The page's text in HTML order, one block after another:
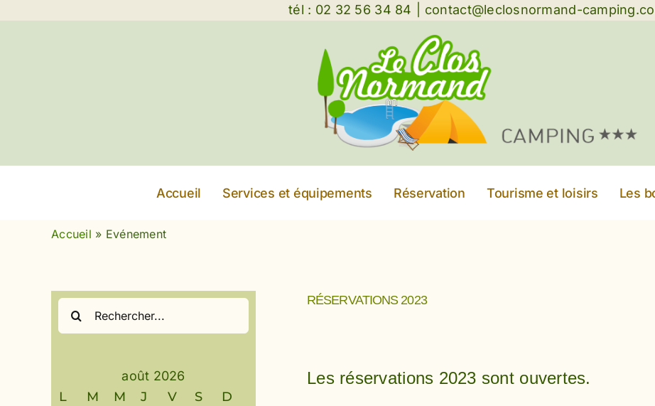
tél : 02 32 56 34 84 contact@leclosnormand-
Accueil Services et équipements Réservation Tourisme et loisirs Les
Accueil » Evénement
RÉSERVATIONS 2023
Les réservations 2023 sont ouvertes.
Rechercher:
août 2026
L M M J V S D